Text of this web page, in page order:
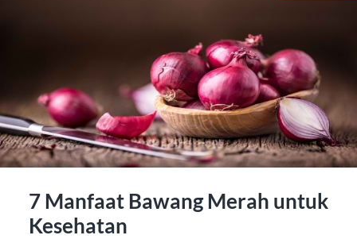
7 Manfaat Bawang Merah untuk
Kesehatan